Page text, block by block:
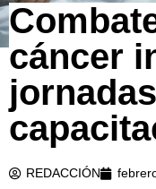
cáncer
REDACCIÓN